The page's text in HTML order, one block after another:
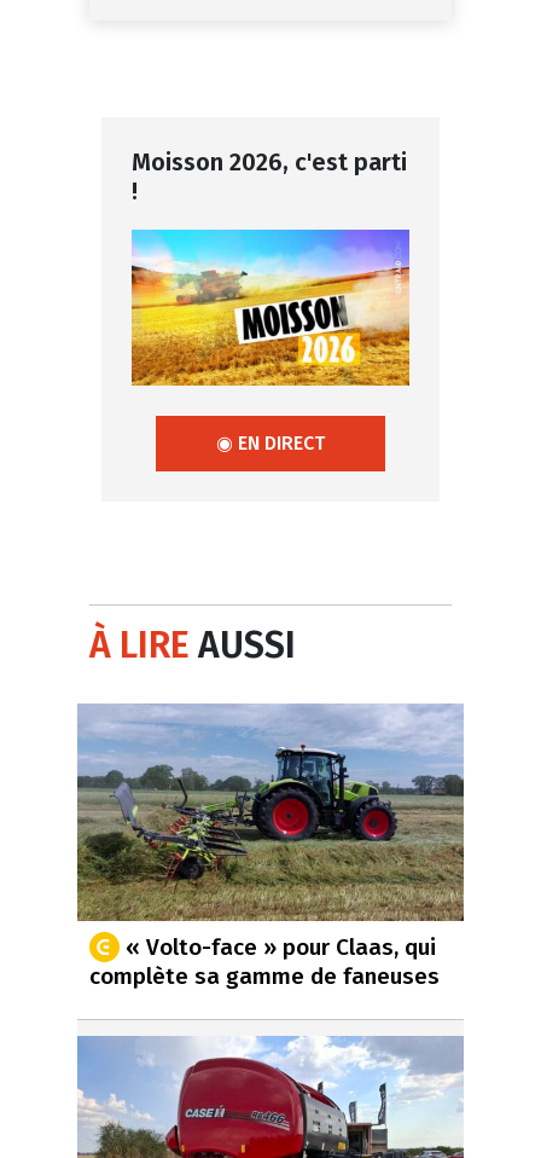
Moisson 2026, c'est parti
!
◉ EN DIRECT
À LIREAUSSI
« Volto-face » pour Claas, qui
complète sa gamme de faneuses